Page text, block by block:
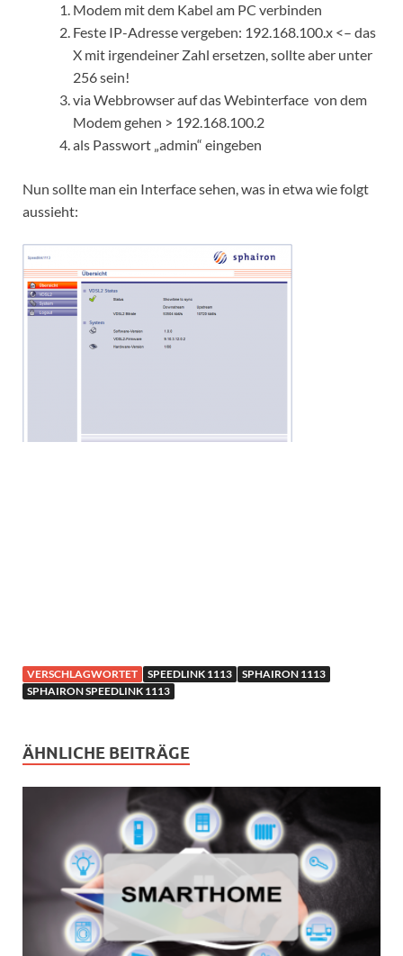
Modem mit dem Kabel am PC verbinden
Feste IP-Adresse vergeben: 192.168.100.x <– das
X mit irgendeiner Zahl ersetzen, sollte aber unter
256 sein!
via Webbrowser auf das Webinterface von dem
Modem gehen > 192.168.100.2
als Passwort „admin“ eingeben
Nun sollte man ein Interface sehen, was in etwa wie folgt
aussieht:
VERSCHLAGWORTET SPEEDLINK 1113
SPHAIRON 1113
SPHAIRON SPEEDLINK 1113
ÄHNLICHE BEITRÄGE